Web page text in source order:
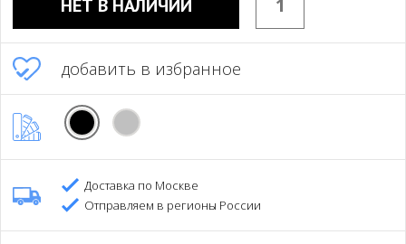
НЕТ В НАЛИЧИИ
добавить в избранное
Доставка по Москве
Отправляем в регионы России